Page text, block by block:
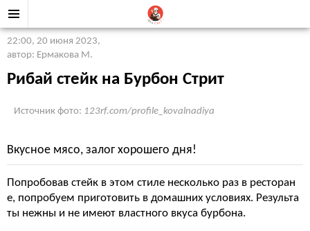
22:00, 20 июня 2023,
автор: Ермакова М.
Рибай стейк на Бурбон Стрит
Источник фото: 123rf.com/profile_kovalnadiya
Вкусное мясо, залог хорошего дня!
Попробовав стейк в этом стиле несколько раз в ресторан
е, попробуем приготовить в домашних условиях. Результа
ты нежны и не имеют властного вкуса бурбона.